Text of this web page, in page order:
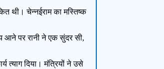
थी। चेन्नईराम का मस्तिष्क
आने पर रानी ने एक सुंदर सी,
त्याग दिया। मंत्रियों ने उसे